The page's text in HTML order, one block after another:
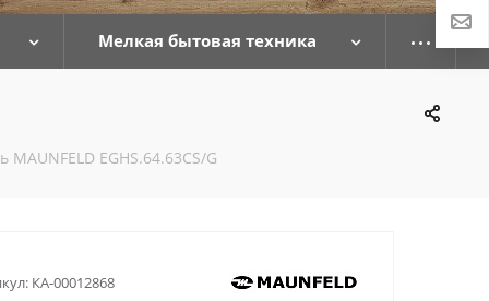
Мелкая бытовая техника
EGHS.64.63CS/G
КА-00012868